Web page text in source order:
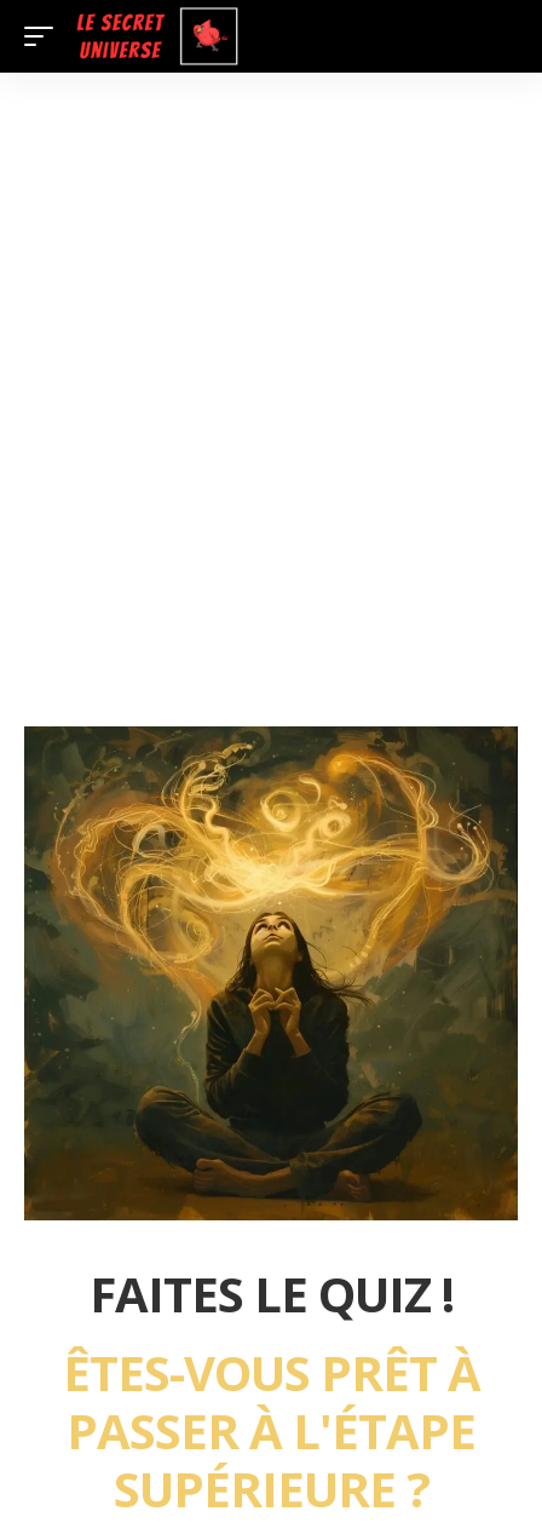
FAITES LE QUIZ !
ÊTES-VOUS PRÊT À
PASSER À L'ÉTAPE
SUPÉRIEURE ?